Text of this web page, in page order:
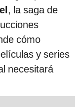
, la saga de
cómo
y series
necesitará